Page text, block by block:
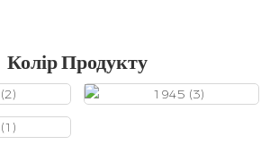
Колір Продукту